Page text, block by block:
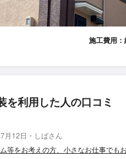
施工費用
を利用した人の口コミ
月12日・しばさん
等をお考えの方、小さなお仕事でも